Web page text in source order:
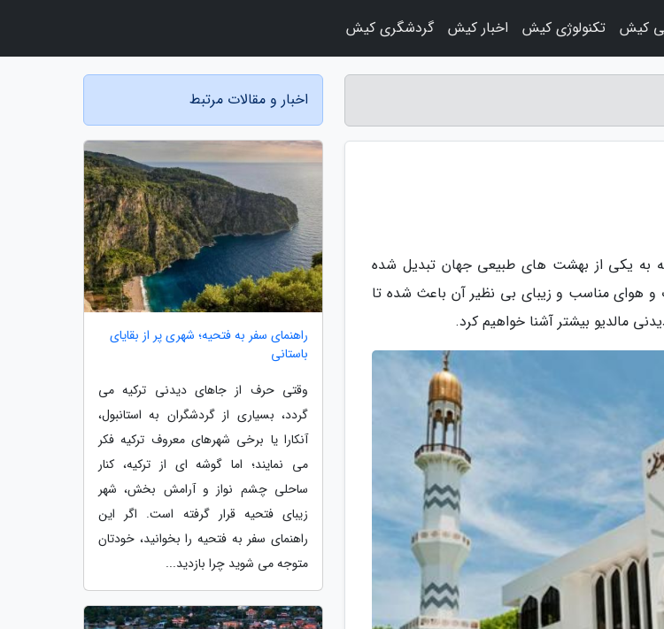
به یکی از بهشت های طبیعی جهان تبدیل شده
مناسب و زیبای بی نظیر آن باعث شده تا
مالدیو بیشتر آشنا خواهیم کرد.
اخبار و مقالات مرتبط
راهنمای سفر به فتحیه؛ شهری پر از بقایای
باستانی
وقتی حرف از جاهای دیدنی ترکیه می
گردد، بسیاری از گردشگران به استانبول،
آنکارا یا برخی شهرهای معروف ترکیه فکر
می نمایند؛ اما گوشه ای از ترکیه، کنار
ساحلی چشم نواز و آرامش بخش، شهر
زیبای فتحیه قرار گرفته است. اگر این
راهنمای سفر به فتحیه را بخوانید، خودتان
متوجه می شوید چرا بازدید...
کیش تکنولوژی کیش اخبار کیش گردشگری کیش